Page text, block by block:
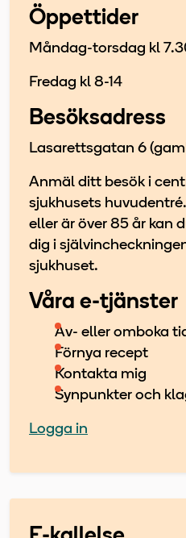
Öppettider
Måndag-torsdag kl
Fredag kl 8-14
Besöksadress
Lasarettsgatan 6
Anmäl ditt besök i
sjukhusets
eller är över 85 år kan
dig i
sjukhuset.
Våra e-tjänster
Av- eller omboka
Förnya recept
Kontakta mig
Synpunkter och
Logga in